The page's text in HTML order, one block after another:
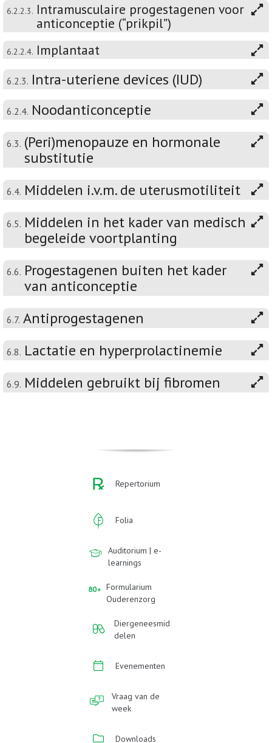
6.2.2.3. Intramusculaire progestagenen voor
anticonceptie (“prikpil”)
6.2.2.4. Implantaat
6.2.3. Intra-uteriene devices (IUD)
6.2.4. Noodanticonceptie
6.3. (Peri)menopauze en hormonale
substitutie
6.4. Middelen i.v.m. de uterusmotiliteit
6.5. Middelen in het kader van medisch
begeleide voortplanting
6.6. Progestagenen buiten het kader
van anticonceptie
6.7. Antiprogestagenen
6.8. Lactatie en hyperprolactinemie
6.9. Middelen gebruikt bij fibromen
Repertorium
Folia
Auditorium | e-
learnings
Formularium
Ouderenzorg
Diergeneesmid
delen
Evenementen
Vraag van de
week
Downloads